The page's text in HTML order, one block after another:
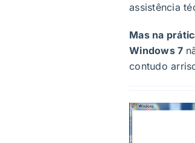
assistência
Mas na
Windows 7
contudo